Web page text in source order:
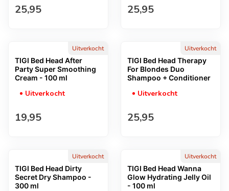
Normale prijs
25,95 Normale prijs
25,95
Uitverkocht
TIGI Bed Head After
Party Super Smoothing
Cream - 100 ml
Uitverkocht
Normale prijs
19,95
Uitverkocht
TIGI Bed Head Therapy
For Blondes Duo
Shampoo + Conditioner
Uitverkocht
Normale prijs
25,95
Uitverkocht
TIGI Bed Head Dirty
Secret Dry Shampoo -
300 ml
Uitverkocht
TIGI Bed Head Wanna
Glow Hydrating Jelly Oil
- 100 ml